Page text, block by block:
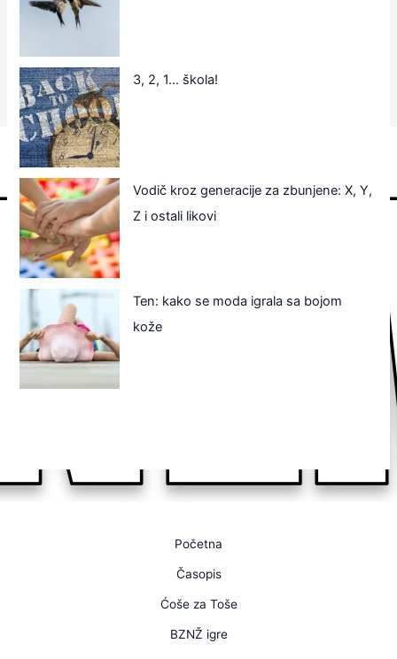
3, 2, 1… škola!
Vodič kroz generacije za zbunjene: X, Y,
Z i ostali likovi
Ten: kako se moda igrala sa bojom
kože
Početna
Časopis
Ćoše za Toše
BZNŽ igre